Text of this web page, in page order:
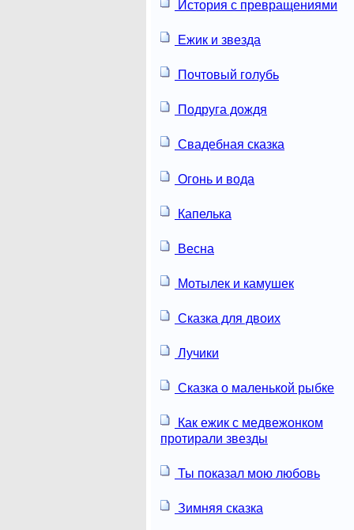
История с превращениями
Ежик и звезда
Почтовый голубь
Подруга дождя
Свадебная сказка
Огонь и вода
Капелька
Весна
Мотылек и камушек
Сказка для двоих
Лучики
Сказка о маленькой рыбке
Как ежик с медвежонком
протирали звезды
Ты показал мою любовь
Зимняя сказка